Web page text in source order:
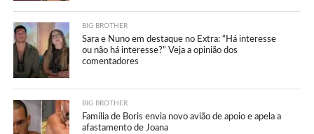
BIG BROTHER
Sara e Nuno em destaque no Extra: “Há interesse
ou não há interesse?” Veja a opinião dos
comentadores
BIG BROTHER
Família de Boris envia novo avião de apoio e apela a
afastamento de Joana